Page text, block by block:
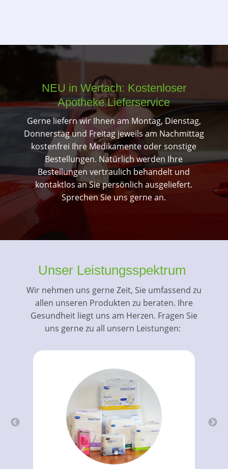
NEU in Wertach: Kostenloser
Apotheke Lieferservice
Gerne liefern wir Ihnen am Montag, Dienstag,
Donnerstag und Freitag jeweils am Nachmittag
kostenfrei Ihre Medikamente oder sonstige
Bestellungen. Natürlich werden Ihre
Bestellungen vertraulich behandelt und
kontaktlos an Sie persönlich ausgeliefert.
Sprechen Sie uns gerne an.
Unser Leistungsspektrum
Wir nehmen uns gerne Zeit, Sie umfassend zu
allen unseren Produkten zu beraten. Ihre
Gesundheit liegt uns am Herzen. Fragen Sie
uns gerne zu all unsern Leistungen: